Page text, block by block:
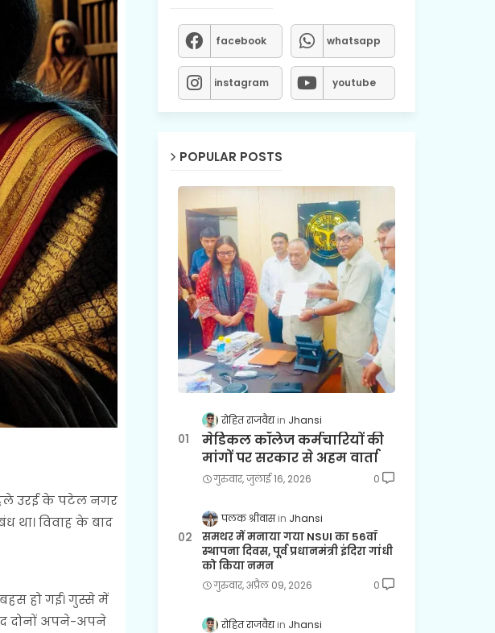
पहले उरई के पटेल नगर
था। विवाह के बाद
हो गई। गुस्से में
दोनों अपने-अपने
facebook whatsapp
instagram youtube
POPULAR POSTS
रोहित राजवैद्य Jhansi
मेडिकल कॉलेज कर्मचारियों की
मांगों पर सरकार से अहम वार्ता
गुरुवार, जुलाई 16, 2026 0
पलक श्रीवास Jhansi
समथर में मनाया गया NSUI का 56वाँ
स्थापना दिवस, पूर्व प्रधानमंत्री इंदिरा गांधी
को किया नमन
गुरुवार, अप्रैल 09, 2026 0
रोहित राजवैद्य Jhansi